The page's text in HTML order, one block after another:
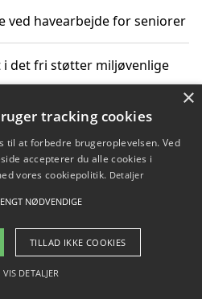
ved havearbejde for seniorer
det fri støtter miljøvenlige
familien og naturen
- Pilanto Aps
Blog Betingelser
×
tracking cookies
til at forbedre brugeroplevelsen. Ved
accepterer du alle cookies i
vores cookiepolitik. Detaljer
NØDVENDIGE
TILLAD IKKE COOKIES
VIS DETALJER